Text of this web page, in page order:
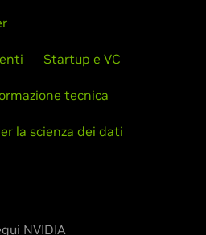
Startup e VC
tecnica
la scienza dei dati
NVIDIA